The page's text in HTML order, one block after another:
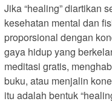
Jika “healing” diartikan
kesehatan mental dan
proporsional dengan
gaya hidup yang
meditasi gratis,
buku, atau menjalin
itu adalah bentuk